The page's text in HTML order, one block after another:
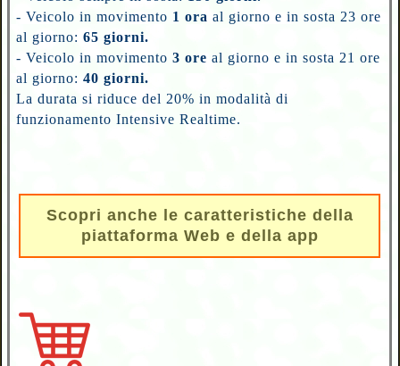
- Veicolo in movimento 1 ora al giorno e in sosta 23 ore
al giorno:65 giorni.
- Veicolo in movimento3 ore al giorno e in sosta 21 ore
al giorno: 40 giorni.
La durata si riduce del 20% in modalità di
funzionamento Intensive Realtime.
Scopri anche le caratteristiche della
piattaforma Web e della app